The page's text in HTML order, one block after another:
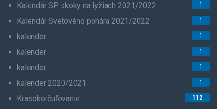
Kalendár SP skoky na lyžiach 2021/2022 1
Kalendár Svetového pohára 2021/2022 1
kalender 1
kalender 1
kalender 1
kalender 2020/2021 1
Krasokorčuľovanie 112